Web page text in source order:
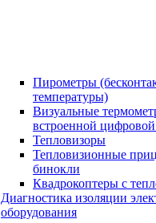
Пирометры
температуры)
Визуальные
встроенной
Тепловизоры
Тепловизионные
бинокли
Квадрокоптеры с
Диагностика изоляции
оборудования